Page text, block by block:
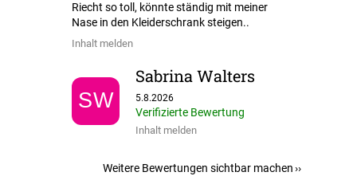
Riecht so toll, könnte ständig mit meiner
Nase in den Kleiderschrank steigen..
Inhalt melden
SW
Sabrina Walters
Die Shop-Bewertung beträgt 5 von 5 Sternen.
5.8.2026
Verifizierte Bewertung
Inhalt melden
Weitere Bewertungen sichtbar machen